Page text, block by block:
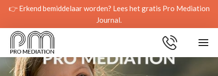
👉 Erkend bemiddelaar worden? Lees het gratis Pro Mediation
Journal.